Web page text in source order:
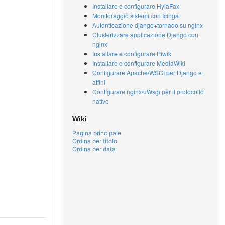
Installare e configurare HylaFax
Monitoraggio sistemi con Icinga
Autenticazione django+tornado su nginx
Clusterizzare applicazione Django con
nginx
Installare e configurare Piwik
Installare e configurare MediaWiki
Configurare Apache/WSGI per Django e
affini
Configurare nginx/uWsgi per il protocollo
nativo
Wiki
Pagina principale
Ordina per titolo
Ordina per data